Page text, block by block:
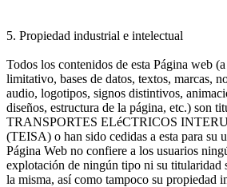
5. Propiedad industrial e intelectual
Todos los contenidos de esta Página web
limitativo, bases de datos, textos, marcas,
audio, logotipos, signos distintivos,
diseños, estructura de la página, etc.) son
TRANSPORTES ELéCTRICOS
(TEISA) o han sido cedidas a esta para su
Página Web no confiere a los usuarios
explotación de ningún tipo ni su titularidad
la misma, así como tampoco su propiedad